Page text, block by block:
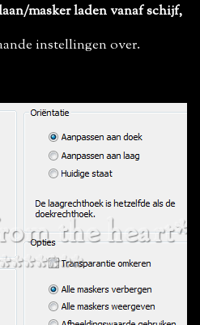
masker laden vanaf schijf,
instellingen over.